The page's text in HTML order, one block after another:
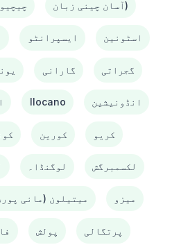
آسان چینی زبان)
ایسپرانٹو اسٹونین
گارانی گجراتی
Ilocano انڈونیشین
کورین کریو
لوگنڈا۔ لکسمبرگش
میتیلون (مانی میزو
پولش پرتگالی